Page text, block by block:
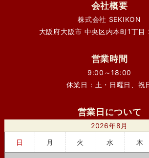
会社概要
株式会社 SEKIKON
大阪府大阪市 中央区内本町1丁
営業時間
9:00～18:00
休業日：土・日曜日、祝
営業日について
2026年8月
日
月 火 水 木